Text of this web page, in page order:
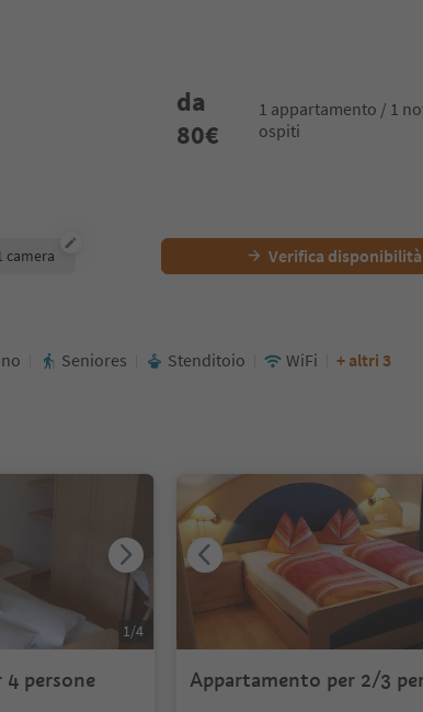
da
80€
1 appartamento / 1
ospiti
camera Verifica disponibilità
Seniores Stenditoio WiFi + altri 3
persone
1/4
Appartamento per 2/3